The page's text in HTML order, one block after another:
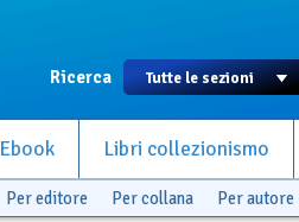
Ricerca
Ebook Libri collezionismo
Per editore Per collana Per autore